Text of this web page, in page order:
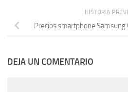
HISTORIA
Precios smartphone Samsung
DEJA UN COMENTARIO